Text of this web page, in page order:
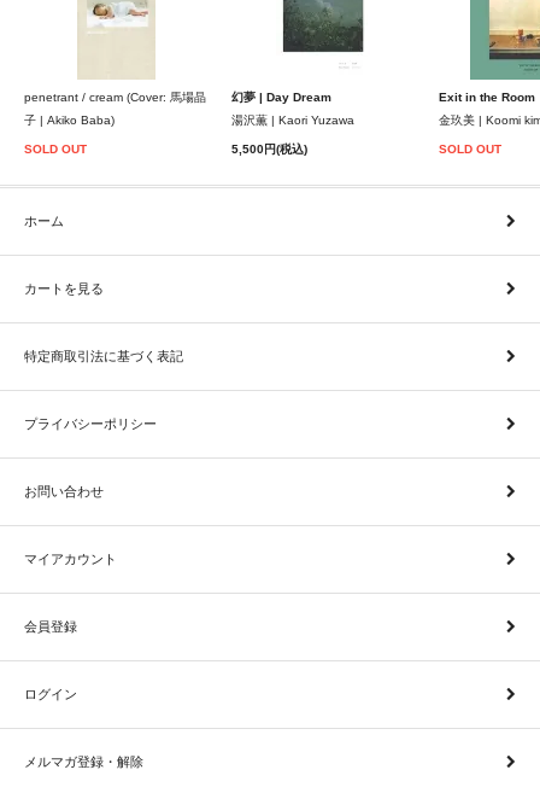
penetrant / cream (Cover: 馬場晶
子 | Akiko Baba)
SOLD OUT
幻夢 | Day Dream
湯沢薫 | Kaori Yuzawa
5,500円(税込)
Exit in the Room
金玖美 | Koomi
SOLD OUT
ホーム
カートを見る
特定商取引法に基づく表記
プライバシーポリシー
お問い合わせ
マイアカウント
会員登録
ログイン
メルマガ登録・解除